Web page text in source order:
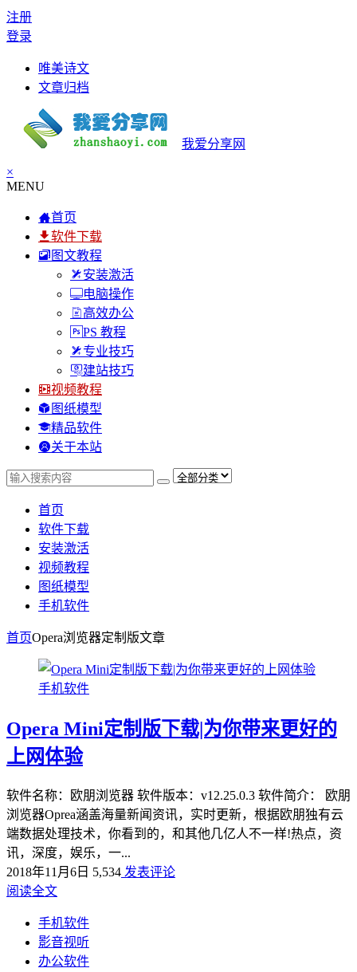
注册
登录
唯美诗文
文章归档
我爱分享网
×
MENU
首页
软件下载
图文教程
安装激活
电脑操作
高效办公
PS 教程
专业技巧
建站技巧
视频教程
图纸模型
精品软件
关于本站
首页
软件下载
安装激活
视频教程
图纸模型
手机软件
首页Opera浏览器定制版文章
手机软件
Opera Mini定制版下载|为你带来更好的
上网体验
软件名称：欧朋浏览器 软件版本：v12.25.0.3 软件简介： 欧朋
浏览器Oprea涵盖海量新闻资讯，实时更新，根据欧朋独有云
端数据处理技术，你看到的，和其他几亿人不一样!热点，资
讯，深度，娱乐，一...
2018年11月6日 5,534 发表评论
阅读全文
手机软件
影音视听
办公软件